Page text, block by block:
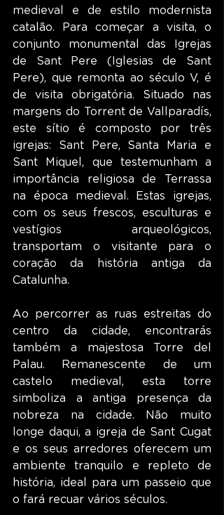
medieval e de estilo modernista
catalão. Para começar a visita, o
conjunto monumental das Igrejas
de Sant Pere (Iglesias de Sant
Pere), que remonta ao século V, é
de visita obrigatória. Situado nas
margens do Torrent de Vallparadís,
este sítio é composto por três
igrejas: Sant Pere, Santa Maria e
Sant Miquel, que testemunham a
importância religiosa de Terrassa
na época medieval. Estas igrejas,
com os seus frescos, esculturas e
vestígios arqueológicos,
transportam o visitante para o
coração da história antiga da
Catalunha.
Ao percorrer as ruas estreitas do
centro da cidade, encontrarás
também a majestosa Torre del
Palau. Remanescente de um
castelo medieval, esta torre
simboliza a antiga presença da
nobreza na cidade. Não muito
longe daqui, a igreja de Sant Cugat
e os seus arredores oferecem um
ambiente tranquilo e repleto de
história, ideal para um passeio que
o fará recuar vários séculos.